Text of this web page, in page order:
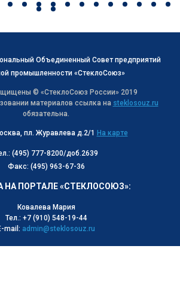
Объединенный Совет предприятий
промышленности «СтеклоСоюз»
© «СтеклоСоюз Роcсии» 2019
материалов ссылка на steklosouz.ru
обязательна.
пл. Журавлева д.2/1 На карте
(495) 777-8200/доб.2639
Факс: (495) 963-67-36
НА ПОРТАЛЕ «СТЕКЛОСОЮЗ»:
Ковалева Мария
Тел.: +7 (910) 548-19-44
mail: admin@steklosouz.ru